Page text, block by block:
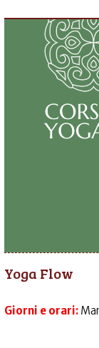
Yoga Flow
Giorni e orari: